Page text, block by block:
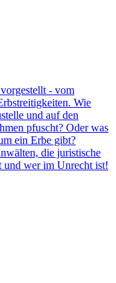
- vom
Wie
und auf den
pfuscht? Oder was
ein Erbe gibt?
die juristische
und wer im Unrecht ist!